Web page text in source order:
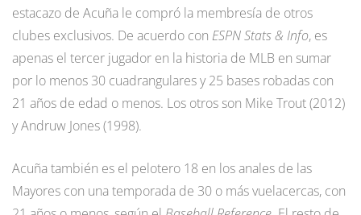
estacazo de Acuña le compró la membresía de otros
clubes exclusivos. De acuerdo con ESPN Stats & Info, es
apenas el tercer jugador en la historia de MLB en sumar
por lo menos 30 cuadrangulares y 25 bases robadas con
21 años de edad o menos. Los otros son Mike Trout (2012)
y Andruw Jones (1998).
Acuña también es el pelotero 18 en los anales de las
Mayores con una temporada de 30 o más vuelacercas, con